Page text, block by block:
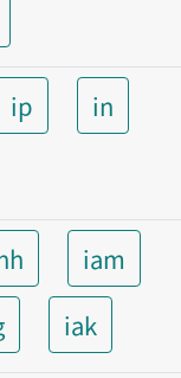
ip
in
iam
iak